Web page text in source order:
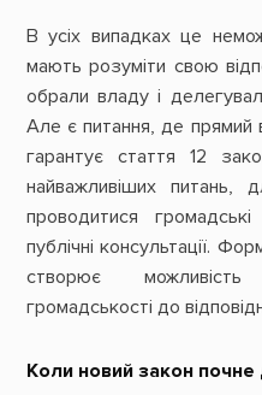
В усіх випадках це
мають розуміти свою
обрали владу і
Але є питання, де
гарантує стаття 12
найважливіших питань,
проводитися
публічні консультації.
створює можливість
громадськості до
Коли новий закон почне